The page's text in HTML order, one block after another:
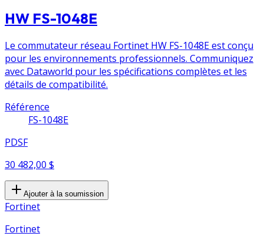
HW FS-1048E
Le commutateur réseau Fortinet HW FS-1048E est conçu
pour les environnements professionnels. Communiquez
avec Dataworld pour les spécifications complètes et les
détails de compatibilité.
Référence
FS-1048E
PDSF
30 482,00 $
Ajouter à la soumission
Fortinet
Fortinet